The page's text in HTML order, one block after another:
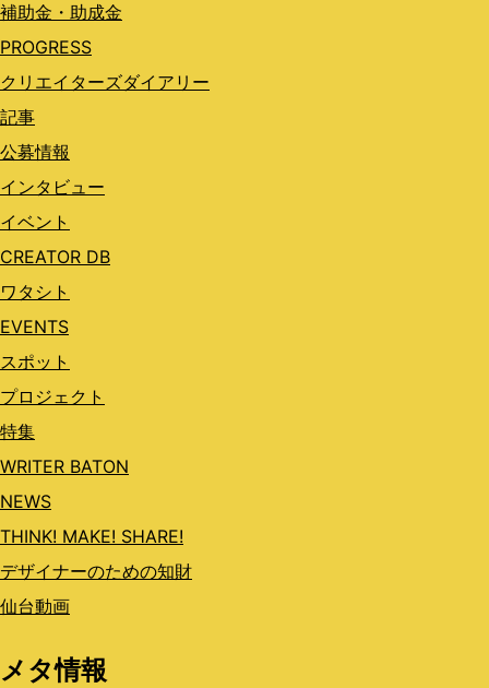
補助金・助成金
PROGRESS
クリエイターズダイアリー
記事
公募情報
インタビュー
イベント
CREATOR DB
ワタシト
EVENTS
スポット
プロジェクト
特集
WRITER BATON
NEWS
THINK! MAKE! SHARE!
デザイナーのための知財
仙台動画
メタ情報